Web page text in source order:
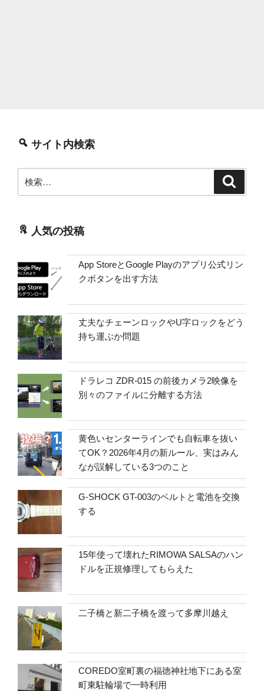
サイト内検索
索:
人気の投稿
App StoreとGoogle Playのアプリ公式リン
クボタンを出す方法
丈夫なチェーンロックやU字ロックをどう
持ち運ぶか問題
ドラレコ ZDR-015 の前後カメラ2映像を
別々のファイルに分離する方法
黄色いセンターラインでも自転車を抜い
てOK？2026年4月の新ルール、実はみん
なが誤解している3つのこと
G-SHOCK GT-003のベルトと電池を交換
する
15年使って壊れたRIMOWA SALSAのハン
ドルを正規修理してもらえた
二子橋と新二子橋を渡って多摩川越え
COREDO室町裏の福徳神社地下にある室
町東駐輪場で一時利用